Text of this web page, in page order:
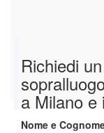
Richiedi
a Milano e
Nome e